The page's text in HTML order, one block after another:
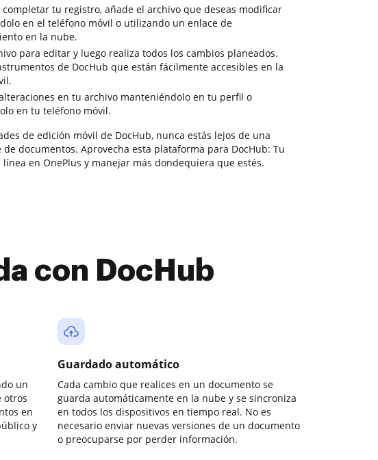
completar tu registro, añade el archivo que deseas modificar
en el teléfono móvil o utilizando un enlace de
en la nube.
para editar y luego realiza todos los cambios planeados.
de DocHub que están fácilmente accesibles en la
en tu archivo manteniéndolo en tu perfil o
en tu teléfono móvil.
de edición móvil de DocHub, nunca estás lejos de una
documentos. Aprovecha esta plataforma para DocHub: Tu
línea en OnePlus y manejar más dondequiera que estés.
con DocHub
un
otros
en
y
Guardado automático
Cada cambio que realices en un documento se
guarda automáticamente en la nube y se sincroniza
en todos los dispositivos en tiempo real. No es
necesario enviar nuevas versiones de un documento
o preocuparse por perder información.